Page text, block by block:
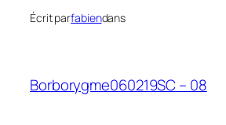
Écrit parfabiendans
Borborygme060219SC – 08